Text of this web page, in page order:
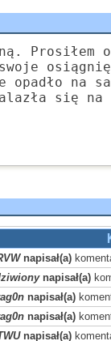
Prosiłem
swoje
opadło na
się
napisał(a)
napisał(a)
napisał(a)
napisał(a)
napisał(a)